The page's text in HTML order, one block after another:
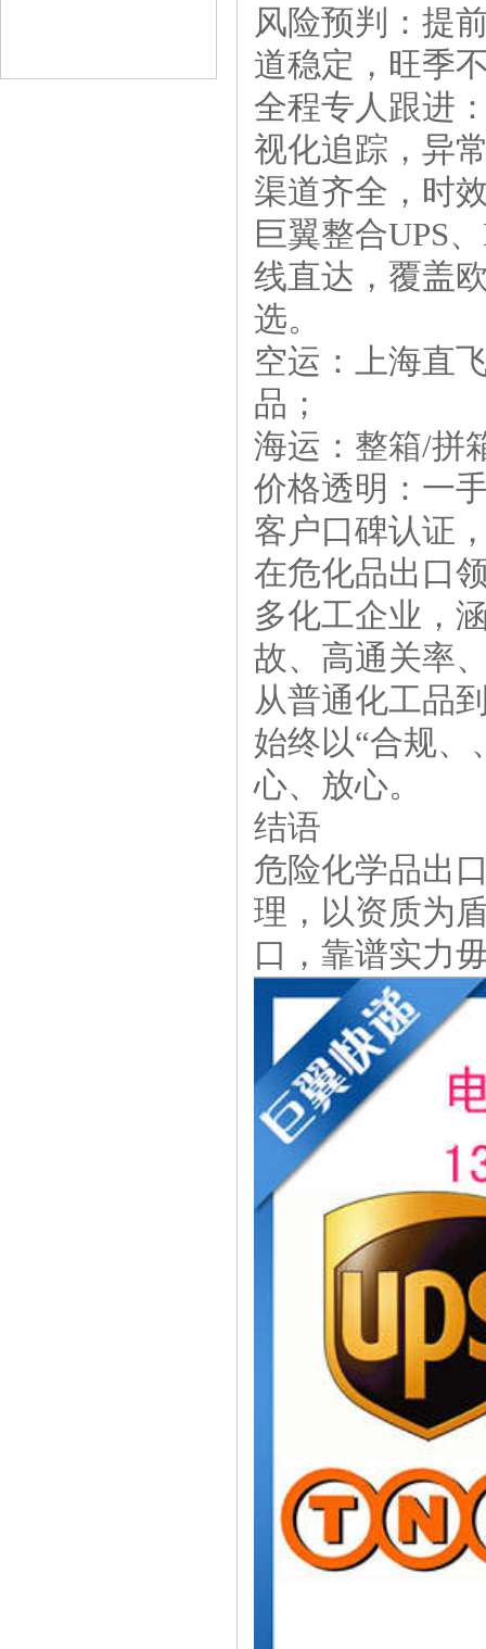
风险预判：提
道稳定，旺季
全程专人跟进
视化追踪，异
渠道齐全，时
巨翼整合UPS
线直达，覆盖
选。
空运：上海直
品；
海运：整箱/拼
价格透明：一
客户口碑认证
在危化品出口
多化工企业，
故、高通关率
从普通化工品
始终以“合规、
心、放心。
结语
危险化学品出
理，以资质为
口，靠谱实力